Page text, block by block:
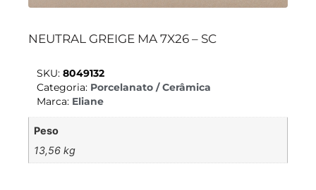
NEUTRAL GREIGE MA 7X26 – SC
SKU: 8049132
Categoria: Porcelanato / Cerâmica
Marca: Eliane
Peso
13,56 kg